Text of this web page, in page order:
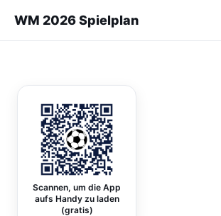
WM 2026 Spielplan
Scannen, um die App
aufs Handy zu laden
(gratis)